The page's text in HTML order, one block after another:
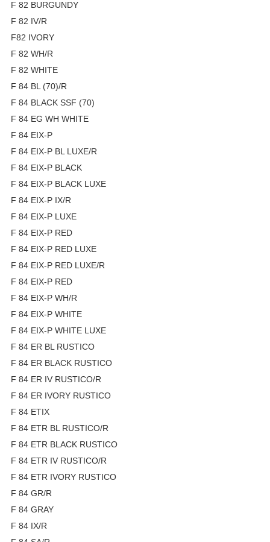
F 82 BURGUNDY
F 82 IV/R
F82 IVORY
F 82 WH/R
F 82 WHITE
F 84 BL (70)/R
F 84 BLACK SSF (70)
F 84 EG WH WHITE
F 84 EIX-P
F 84 EIX-P BL LUXE/R
F 84 EIX-P BLACK
F 84 EIX-P BLACK LUXE
F 84 EIX-P IX/R
F 84 EIX-P LUXE
F 84 EIX-P RED
F 84 EIX-P RED LUXE
F 84 EIX-P RED LUXE/R
F 84 EIX-P RED
F 84 EIX-P WH/R
F 84 EIX-P WHITE
F 84 EIX-P WHITE LUXE
F 84 ER BL RUSTICO
F 84 ER BLACK RUSTICO
F 84 ER IV RUSTICO/R
F 84 ER IVORY RUSTICO
F 84 ETIX
F 84 ETR BL RUSTICO/R
F 84 ETR BLACK RUSTICO
F 84 ETR IV RUSTICO/R
F 84 ETR IVORY RUSTICO
F 84 GR/R
F 84 GRAY
F 84 IX/R